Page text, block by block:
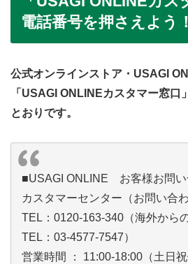
電話番号を押さえよう！
公式オンラインストア・USAGI
「USAGI ONLINEカスタマー窓口
とおりです。
■USAGI ONLINE お客様お問い
カスタマーセンター（お問い合わ
TEL：0120-163-340（海外から
TEL：03-4577-7547）
営業時間 ： 11:00-18:00（土日祝